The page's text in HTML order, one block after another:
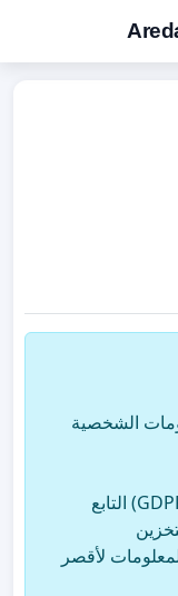
الشخصية
يتطلب النظام العام لحماية البيانات (GDPR) التابع
لأقصر